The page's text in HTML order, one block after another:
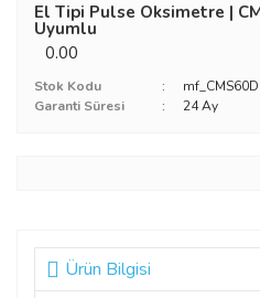
El Tipi Pulse Oksimetre |
Uyumlu
0.00
Stok Kodu
mf_CMS60D
Garanti Süresi
24 Ay
Ürün Bilgisi